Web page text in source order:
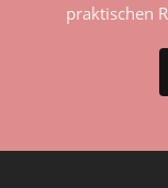
praktischen